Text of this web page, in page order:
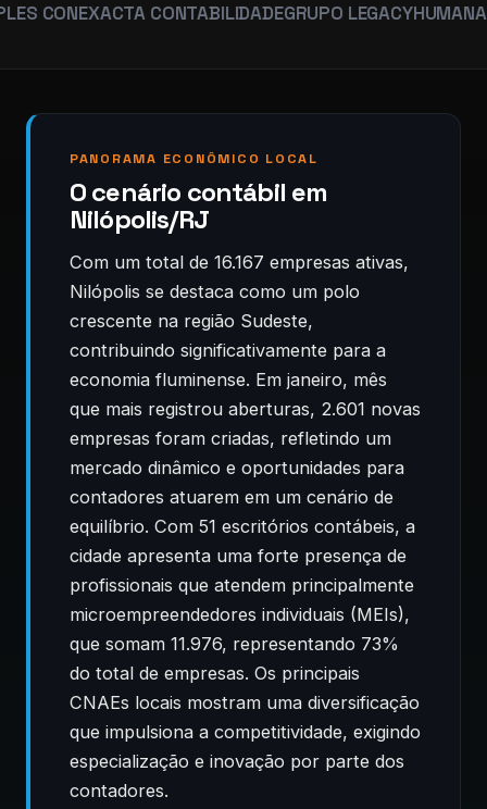
CONTABILIDADEGRUPO LEGACYHUMANA
PANORAMA ECONÔMICO LOCAL
O cenário contábil em
Nilópolis/RJ
Com um total de 16.167 empresas ativas,
Nilópolis se destaca como um polo
crescente na região Sudeste,
contribuindo significativamente para a
economia fluminense. Em janeiro, mês
que mais registrou aberturas, 2.601 novas
empresas foram criadas, refletindo um
mercado dinâmico e oportunidades para
contadores atuarem em um cenário de
equilíbrio. Com 51 escritórios contábeis, a
cidade apresenta uma forte presença de
profissionais que atendem principalmente
microempreendedores individuais (MEIs),
que somam 11.976, representando 73%
do total de empresas. Os principais
CNAEs locais mostram uma diversificação
que impulsiona a competitividade, exigindo
especialização e inovação por parte dos
contadores.